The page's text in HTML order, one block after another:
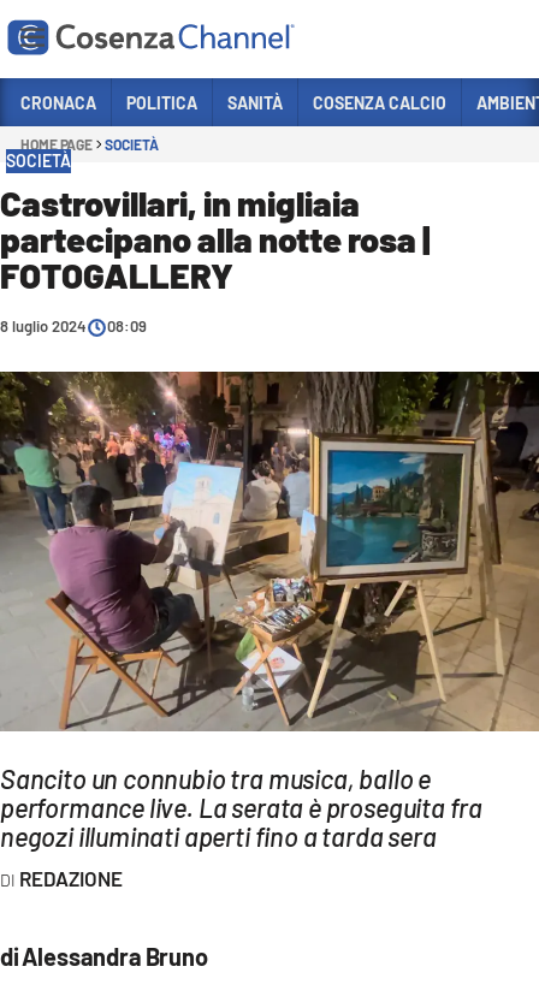
Sezioni
POLITICA
COSENZA CALCIO
ECONOMIA E LAVORO
SANITÀ
SPORT
CULTURA
AMBIENTE
Streaming
LAC TV
LAC NETWORK
LAC ONAIR
LaC
Network
LACONAIR.IT
CRONACA POLITICA SANITÀ COSENZA CALCIO
HOME PAGE SOCIETÀ
SOCIETÀ
Castrovillari, in migliaia
partecipano alla notte rosa |
FOTOGALLERY
8 luglio 2024 08:09
Sancito un connubio tra musica, ballo e
performance live. La serata è proseguita fra
negozi illuminati aperti fino a tarda sera
REDAZIONE
di Alessandra Bruno